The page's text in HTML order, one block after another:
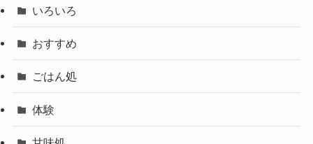
いろいろ
おすすめ
ごはん処
体験